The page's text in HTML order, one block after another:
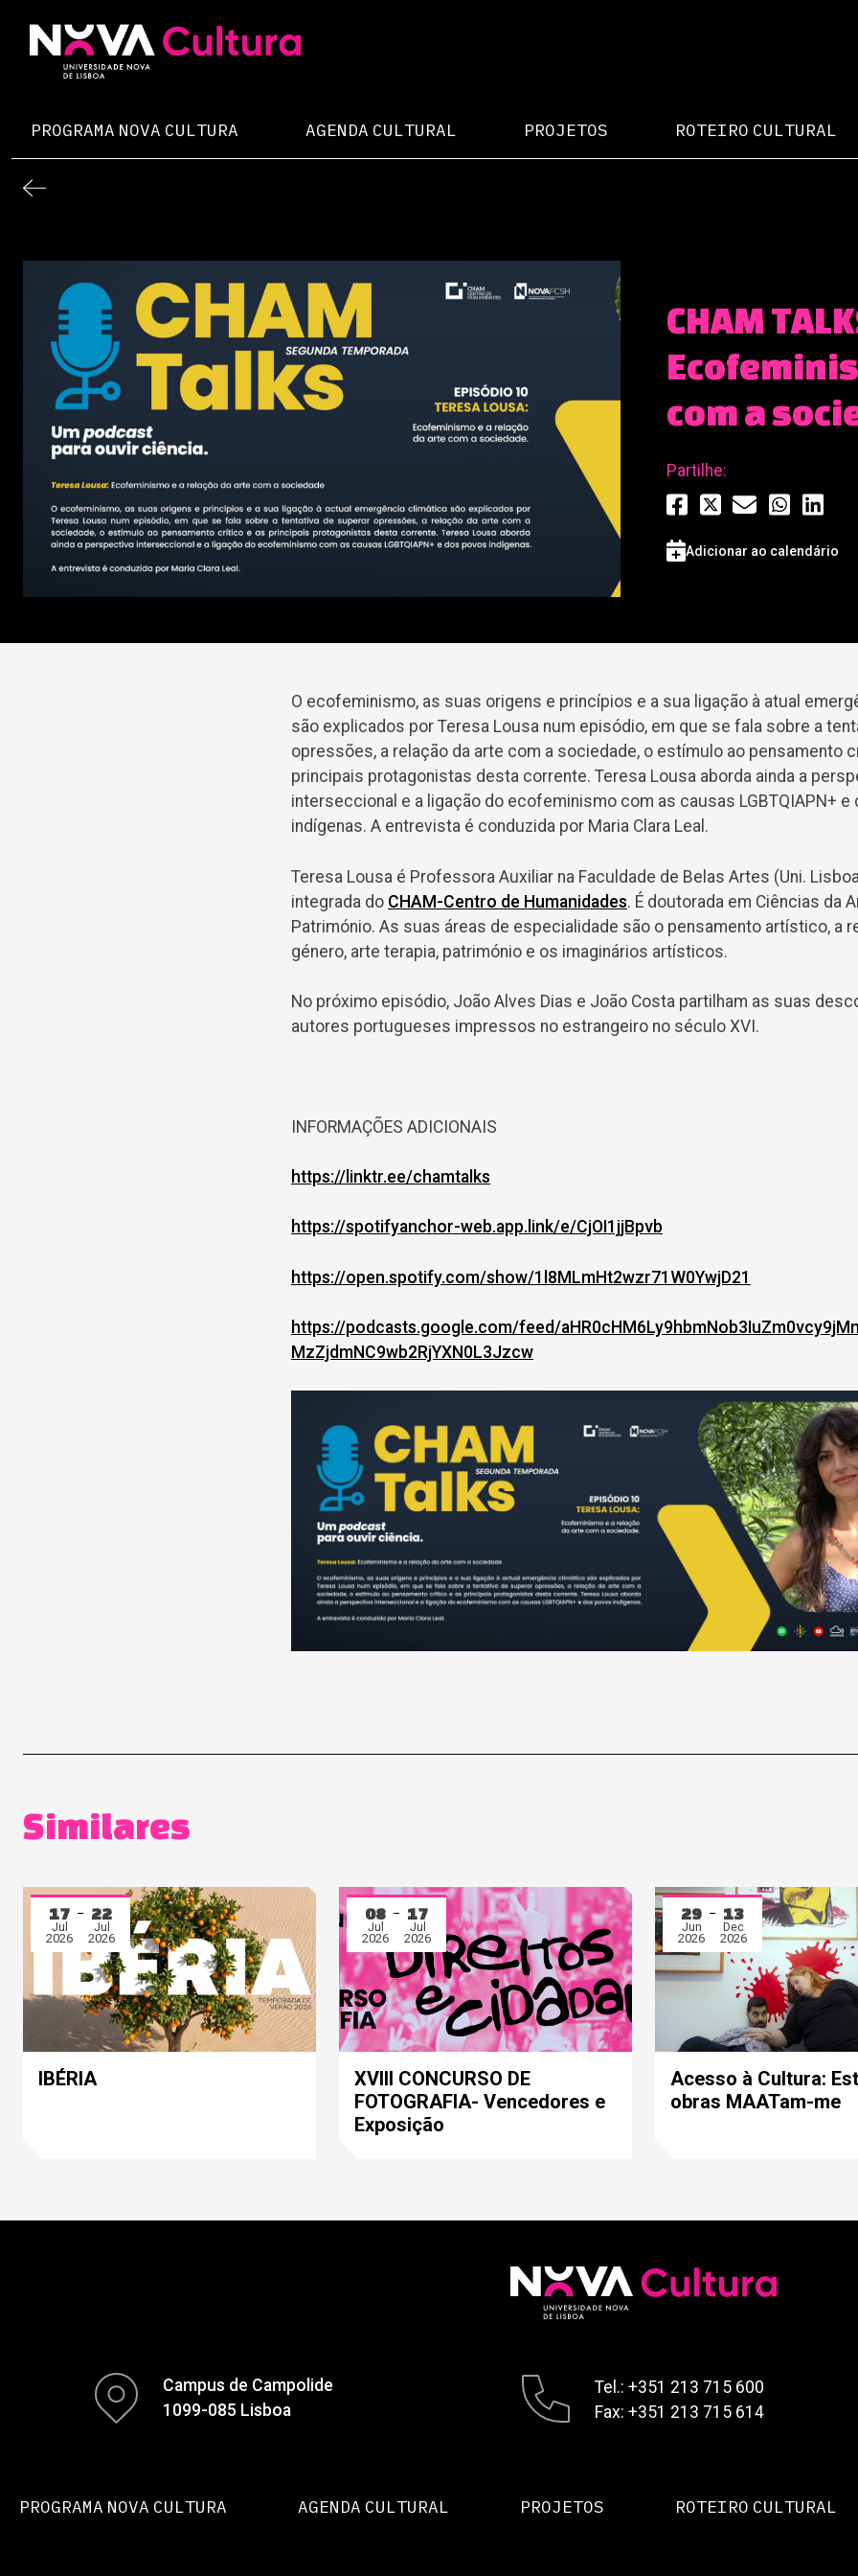
content
PROGRAMA NOVA CULTURA AGENDA CULTURAL PROJETOS ROTEIRO CULTURAL
CHAM
com a
Partilhe:
Adicionar ao calendário
O ecofeminismo, as suas origens e princípios e a sua ligação à atual
são explicados por Teresa Lousa num episódio, em que se fala sobre a
opressões, a relação da arte com a sociedade, o estímulo ao pensamento
principais protagonistas desta corrente. Teresa Lousa aborda ainda a
interseccional e a ligação do ecofeminismo com as causas LGBTQIAPN+ e
indígenas. A entrevista é conduzida por Maria Clara Leal.
Teresa Lousa é Professora Auxiliar na Faculdade de Belas Artes (Uni.
integrada do CHAM-Centro de Humanidades. É doutorada em Ciências da
Património. As suas áreas de especialidade são o pensamento artístico, a
género, arte terapia, património e os imaginários artísticos.
No próximo episódio, João Alves Dias e João Costa partilham as suas
autores portugueses impressos no estrangeiro no século XVI.
INFORMAÇÕES ADICIONAIS
https://linktr.ee/chamtalks
https://spotifyanchor-web.app. link/e/CjOI1jjBpvb
https://open.spotify.com/show/1l8MLmHt2wzr71W0YwjD21
https://podcasts.google.com/feed/
MzZjdmNC9wb2RjYXN0L3Jzcw
Similares
17
Jul
2026
22
Jul
2026
IBÉRIA
08
Jul
2026
17
Jul
2026
XVIII CONCURSO DE
FOTOGRAFIA- Vencedores e
Exposição
29
Jun
2026
13
Dec
2026
Acesso à Cultura:
obras MAATam-me
Campus de Campolide
1099-085 Lisboa
Tel.: +351 213 715 600
Fax: +351 213 715 614
PROGRAMA NOVA CULTURA AGENDA CULTURAL PROJETOS ROTEIRO CULTURAL